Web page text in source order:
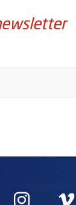
de la ville
une
,